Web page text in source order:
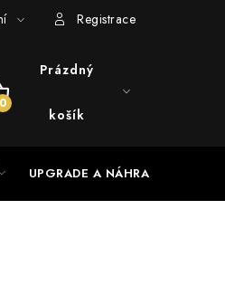
Registrace
Prázdný
košík
UPGRADE A NÁHRADNÍ DÍLY